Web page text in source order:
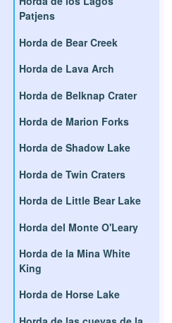
Patjens
Horda de Bear Creek
Horda de Lava Arch
Horda de Belknap Crater
Horda de Marion Forks
Horda de Shadow Lake
Horda de Twin Craters
Horda de Little Bear Lake
Horda del Monte O'Leary
Horda de la Mina White
King
Horda de Horse Lake